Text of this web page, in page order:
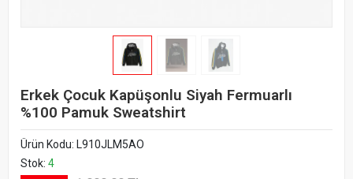
Erkek Çocuk Kapüşonlu Siyah Fermuarlı
%100 Pamuk Sweatshirt
Ürün Kodu: L910JLM5AO
Stok: 4